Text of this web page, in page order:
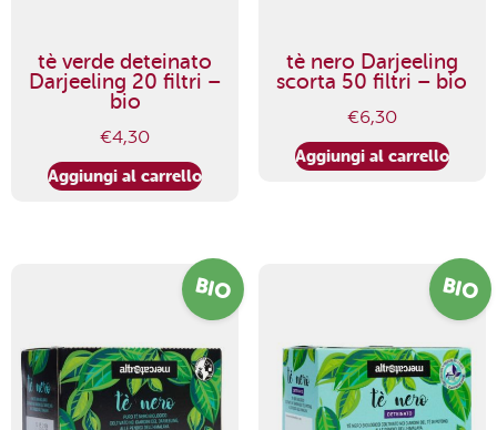
tè verde deteinato
Darjeeling 20 filtri –
bio
€4,30
Aggiungi al carrello
tè nero Darjeeling
scorta 50 filtri – bio
€6,30
Aggiungi al carrello
BIO BIO